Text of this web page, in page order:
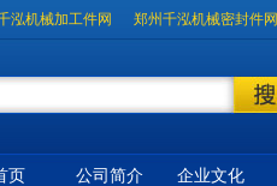
泓机械加工件网 郑州千泓机械密封件网
页 公司简介 企业文化